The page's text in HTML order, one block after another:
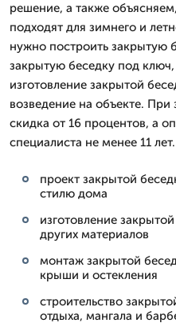
решение, а также
подходят для зимнего и
нужно построить закрытую
закрытую беседку под
изготовление закрытой
возведение на объекте. При
скидка от 16 процентов, а
специалиста не менее 11 лет.
проект закрытой
стилю дома
изготовление
других материалов
монтаж закрытой
крыши и остекления
строительство
отдыха, мангала и